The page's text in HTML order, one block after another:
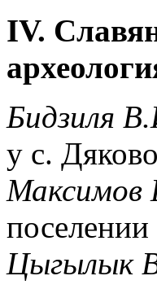
IV.
Бидзиля
у с.
Максимов
Цыгылык